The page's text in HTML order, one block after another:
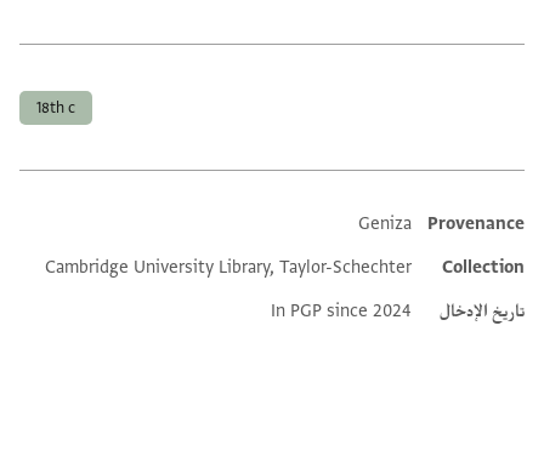
18th c
Additional metadata
Provenance
Geniza
Collection
Cambridge University Library, Taylor-Schechter
تاريخ الإدخال
In PGP since 2024